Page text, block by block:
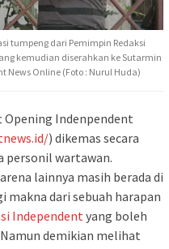
tumpeng dari Pemimpin Redaksi
kemudian diserahkan ke Sutarmin
News Online (Foto : Nurul Huda)
Opening Indenpendent
) dikemas secara
personil wartawan.
lainnya masih berada di
dari sebuah harapan
Independentyang boleh
demikian melihat